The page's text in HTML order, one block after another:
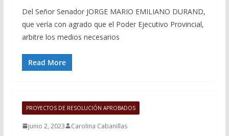
Del Señor Senador JORGE MARIO EMILIANO DURAND,
que vería con agrado que el Poder Ejecutivo Provincial,
arbitre los medios necesarios
Read More
PROYECTOS DE RESOLUCIÓN APROBADOS
junio 2, 2023 Carolina Cabanillas